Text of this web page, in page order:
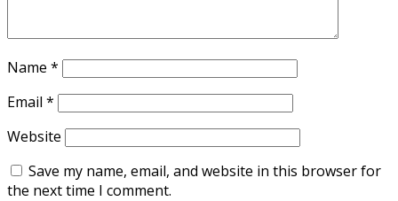
Name *
Email *
Website
Save my name, email, and website in this browser for
the next time I comment.